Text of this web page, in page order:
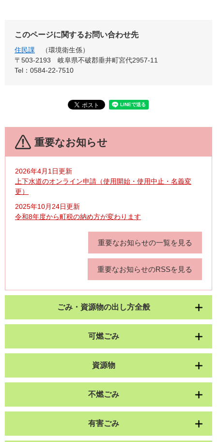
このページに関するお問い合わせ先
住民課
環境衛生係
〒503-2193
岐阜県不破郡垂井町宮代2957-11
Tel：0584-22-7510
重要なお知らせ
2026年4月1日更新
上下水道のオンライン申請（使用開始・使用中止・名義変
更）
2025年10月24日更新
令和8年度から町税の納め方が変わります
重要なお知らせの一覧を見る
重要なお知らせのRSSを見る
ごみ・資源物の出し方全般
可燃ごみ
資源物
不燃ごみ
有害ごみ